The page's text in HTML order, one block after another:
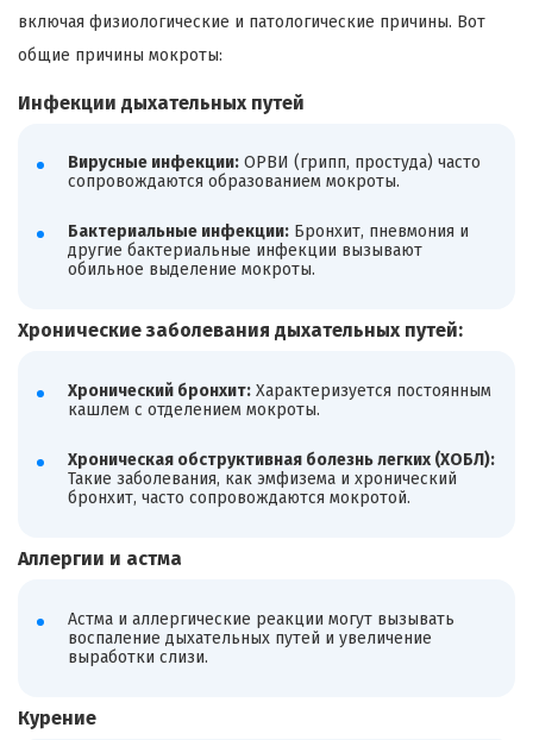
включая физиологические и патологические причины. Вот
общие причины мокроты:
Инфекции дыхательных путей
Вирусные инфекции:ОРВИ (грипп, простуда) часто
сопровождаются образованием мокроты.
Бактериальные инфекции:Бронхит, пневмония и
другие бактериальные инфекции вызывают
обильное выделение мокроты.
Хронические заболевания дыхательных путей:
Хронический бронхит:Характеризуется постоянным
кашлем с отделением мокроты.
Хроническая обструктивная болезнь легких (ХОБЛ):
Такие заболевания, как эмфизема и хронический
бронхит, часто сопровождаются мокротой.
Аллергии и астма
Астма и аллергические реакции могут вызывать
воспаление дыхательных путей и увеличение
выработки слизи.
Курение